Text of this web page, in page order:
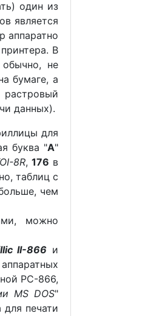
один из
является
аппаратно
В
не
бумаге, а
растровый
данных).
для
буква "А"
8R, 176 в
таблиц с
чем
можно
II-866 и
PC-866,
MS DOS"
печати